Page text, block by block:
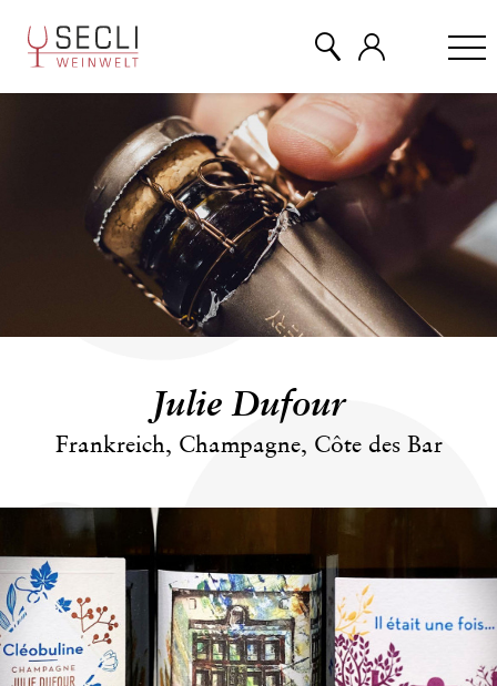
Julie Dufour
Frankreich, Champagne, Côte des Bar
CHAMPAGNER